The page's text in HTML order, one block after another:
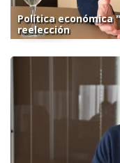
Política económica
reelección